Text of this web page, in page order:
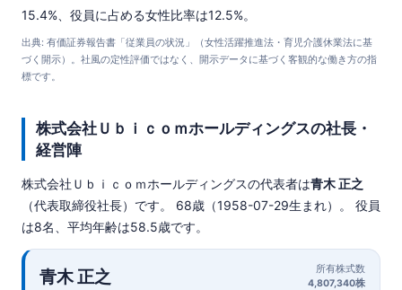
15.4%、役員に占める女性比率は12.5%。
出典: 有価証券報告書「従業員の状況」（女性活躍推進法・育児介護休業法に基
づく開示）。社風の定性評価ではなく、開示データに基づく客観的な働き方の指
標です。
株式会社Ｕｂｉｃｏｍホールディングスの社長・
経営陣
株式会社Ｕｂｉｃｏｍホールディングスの代表者は青木 正之
（代表取締役社長）です。 68歳（1958-07-29生まれ）。 役員
は8名、平均年齢は58.5歳です。
青木 正之
所有株式数
4,807,340株